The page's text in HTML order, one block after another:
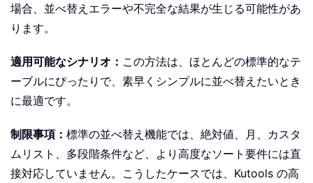
場合、並べ替えエラーや不完全な結果が生じる可能性があ
ります。
適用可能なシナリオ： この方法は、ほとんどの標準的なテ
ーブルにぴったりで、素早くシンプルに並べ替えたいとき
に最適です。
制限事項： 標準の並べ替え機能では、絶対値、月、カスタ
ムリスト、多段階条件など、より高度なソート要件には直
接対応していません。こうしたケースでは、Kutools の高